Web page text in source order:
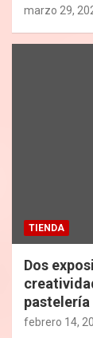
marzo 29,
TIENDA
Dos
pastelería
febrero 14,